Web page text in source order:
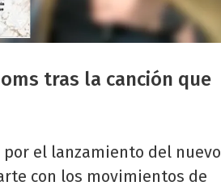
tras la canción que
el lanzamiento del nuevo
con los movimientos de